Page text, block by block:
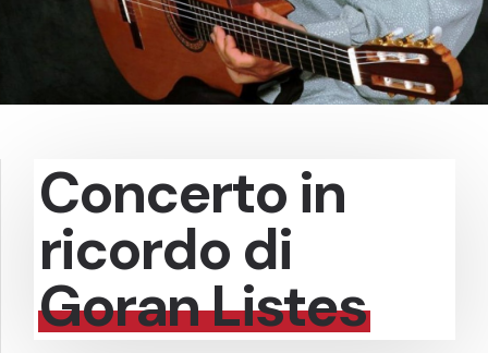
Concerto in
ricordo di
Goran Listes